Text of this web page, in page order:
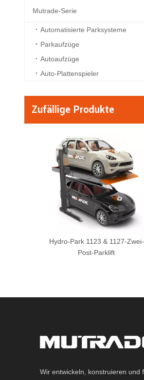
Mutrade-Serie
Automatisierte Parksysteme
Parkaufzüge
Autoaufzüge
Auto-Plattenspieler
Zufällige Produkte
Hydro-Park 1123 & 1127-Zwei-
Post-Parklift
Wir entwickeln, konstruieren und